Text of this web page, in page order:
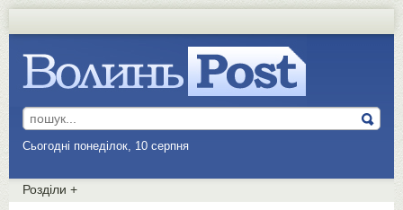
Сьогодні понеділок, 10 серпня
Розділи +